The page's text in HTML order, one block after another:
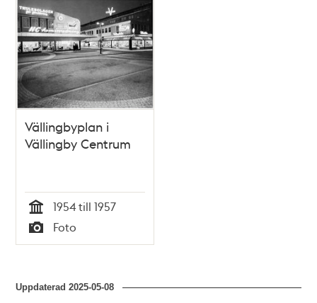
Vällingbyplan i
Vällingby Centrum
Tid
1954 till 1957
Typ
Foto
Uppdaterad2025-05-08